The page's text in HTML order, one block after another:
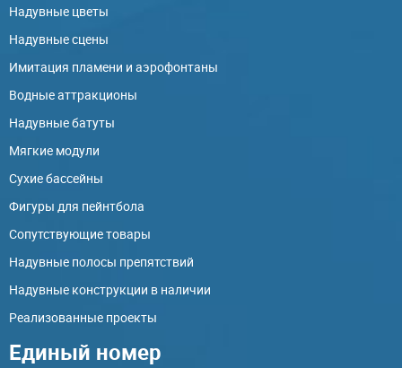
Надувные цветы
Надувные сцены
Имитация пламени и аэрофонтаны
Водные аттракционы
Надувные батуты
Мягкие модули
Сухие бассейны
Фигуры для пейнтбола
Сопутствующие товары
Надувные полосы препятствий
Надувные конструкции в наличии
Реализованные проекты
Единый номер